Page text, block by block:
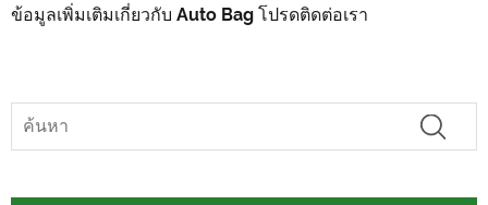
ข้อมูลเพิ่มเติมเกี่ยวกับ Auto Bag โปรดติดต่อเรา